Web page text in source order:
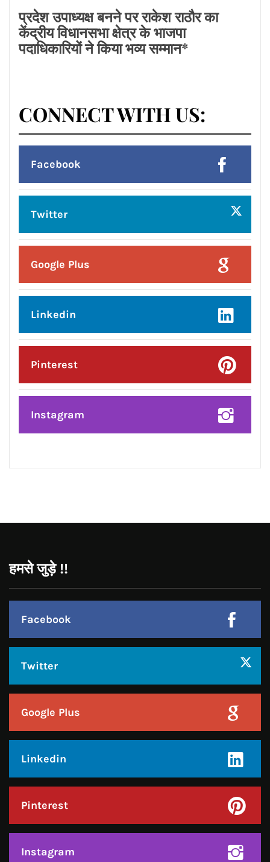
ਭਾਰਤ ਪਹੁੰਚਿਆ
Posted On:8 Aug 2026
लायंस क्लब जालंधर’ ने लायंस भवन में मनाया
भव्य तीज महोत्सव*
Posted On:8 Aug 2026
प्रदेश उपाध्यक्ष बनने पर राकेश राठौर का
केंद्रीय विधानसभा क्षेत्र के भाजपा
पदाधिकारियों ने किया भव्य सम्मान*
Linkedin
Pinterest
Instagram